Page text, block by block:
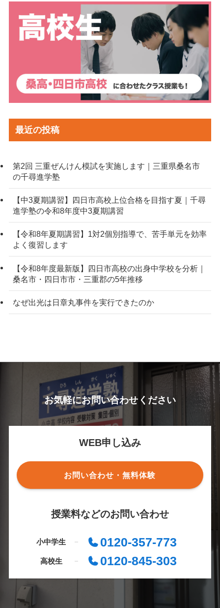
最近の投稿
第2回 三重ぜんけん模試を実施します｜三重県桑名市
の千尋進学塾
【中3夏期講習】四日市高校上位合格を目指す夏｜千尋
進学塾の令和8年度中3夏期講習
【令和8年夏期講習】1対2個別指導で、苦手単元を効率
よく復習します
【令和8年度最新版】四日市高校の出身中学校を分析｜
桑名市・四日市市・三重郡の5年推移
なぜ出光は日章丸事件を実行できたのか
お気軽にお問い合わせください
WEB申し込み
お問い合わせ・無料体験
授業料などのお問い合わせ
小中学生 0120-357-773
高校生 0120-845-303